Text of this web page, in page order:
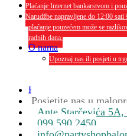
Plaćanje Internet bankarstvom i
Narudžbe napravljene do 12:00
plaćanje pouzećem može se
radnih dana.
O nama
Upoznaj nas ili posjeti u
dekoriranja interijera i
Kontakt
Posjetite nas u
Ante Starčevića
099 590 2450